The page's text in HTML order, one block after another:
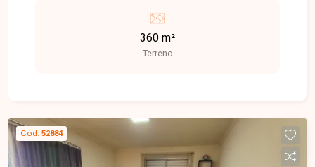
principais avenidas. A localização oferece
proximidade com supermercados, escolas,
universidades, farmácias, restaurantes e
total, com dimensões de 15 x 24 metros. O
terreno é plano, bem localizado e está situado
em uma região com excelente potencial de
360 m²
Terreno
Cód. 52884